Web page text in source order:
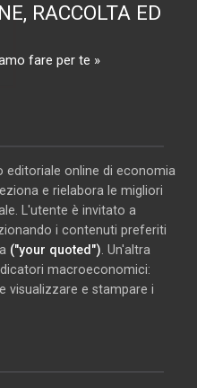
RACCOLTA ED
fare per te »
editoriale online di economia
e rielabora le migliori
L'utente è invitato a
i contenuti preferiti
("your quoted"). Un'altra
macroeconomici:
visualizzare e stampare i